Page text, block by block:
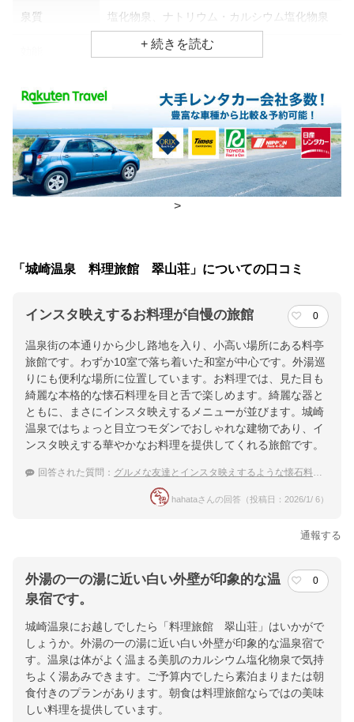
泉質 塩化物泉、ナトリウム・カルシウム塩化物泉
神経痛、慢性消化器病
食事場所
朝食 個室
夕食 個室
チェックイン・チェックアウト時間
チェックアウ
10:00
城崎温泉駅より徒歩にて約１２分ほどかかります。 車の方は、
北近畿豊岡道（豐岡出石ＩＣ）を降りてから約３０分で当館着。
提供：楽天トラベル
楽天トラベルで
ホテル詳細を詳しく見る
>
「城崎温泉 料理旅館 翠山荘」についての口コミ
インスタ映えするお料理が自慢の旅館 0
温泉街の本通りから少し路地を入り、小高い場所にある料亭
旅館です。わずか10室で落ち着いた和室が中心です。外湯巡
りにも便利な場所に位置しています。お料理では、見た目も
綺麗な本格的な懐石料理を目と舌で楽しめます。綺麗な器と
ともに、まさにインスタ映えするメニューが並びます。城崎
温泉ではちょっと目立つモダンでおしゃれな建物であり、イ
ンスタ映えする華やかなお料理を提供してくれる旅館です。
回答された質問： グルメな友達とインスタ映えするような懐石料理の城崎温泉の宿に泊まりたい。おすすめの宿はありますか？
hahataさんの回答（投稿日：2026/1/ 6）
通報する
外湯の一の湯に近い白い外壁が印象的な温
泉宿です。
0
城崎温泉にお越しでしたら「料理旅館 翠山荘」はいかがで
しょうか。外湯の一の湯に近い白い外壁が印象的な温泉宿で
す。温泉は体がよく温まる美肌のカルシウム塩化物泉で気持
ちよく湯あみできます。ご予算内でしたら素泊まりまたは朝
食付きのプランがあります。朝食は料理旅館ならではの美味
しい料理を提供しています。